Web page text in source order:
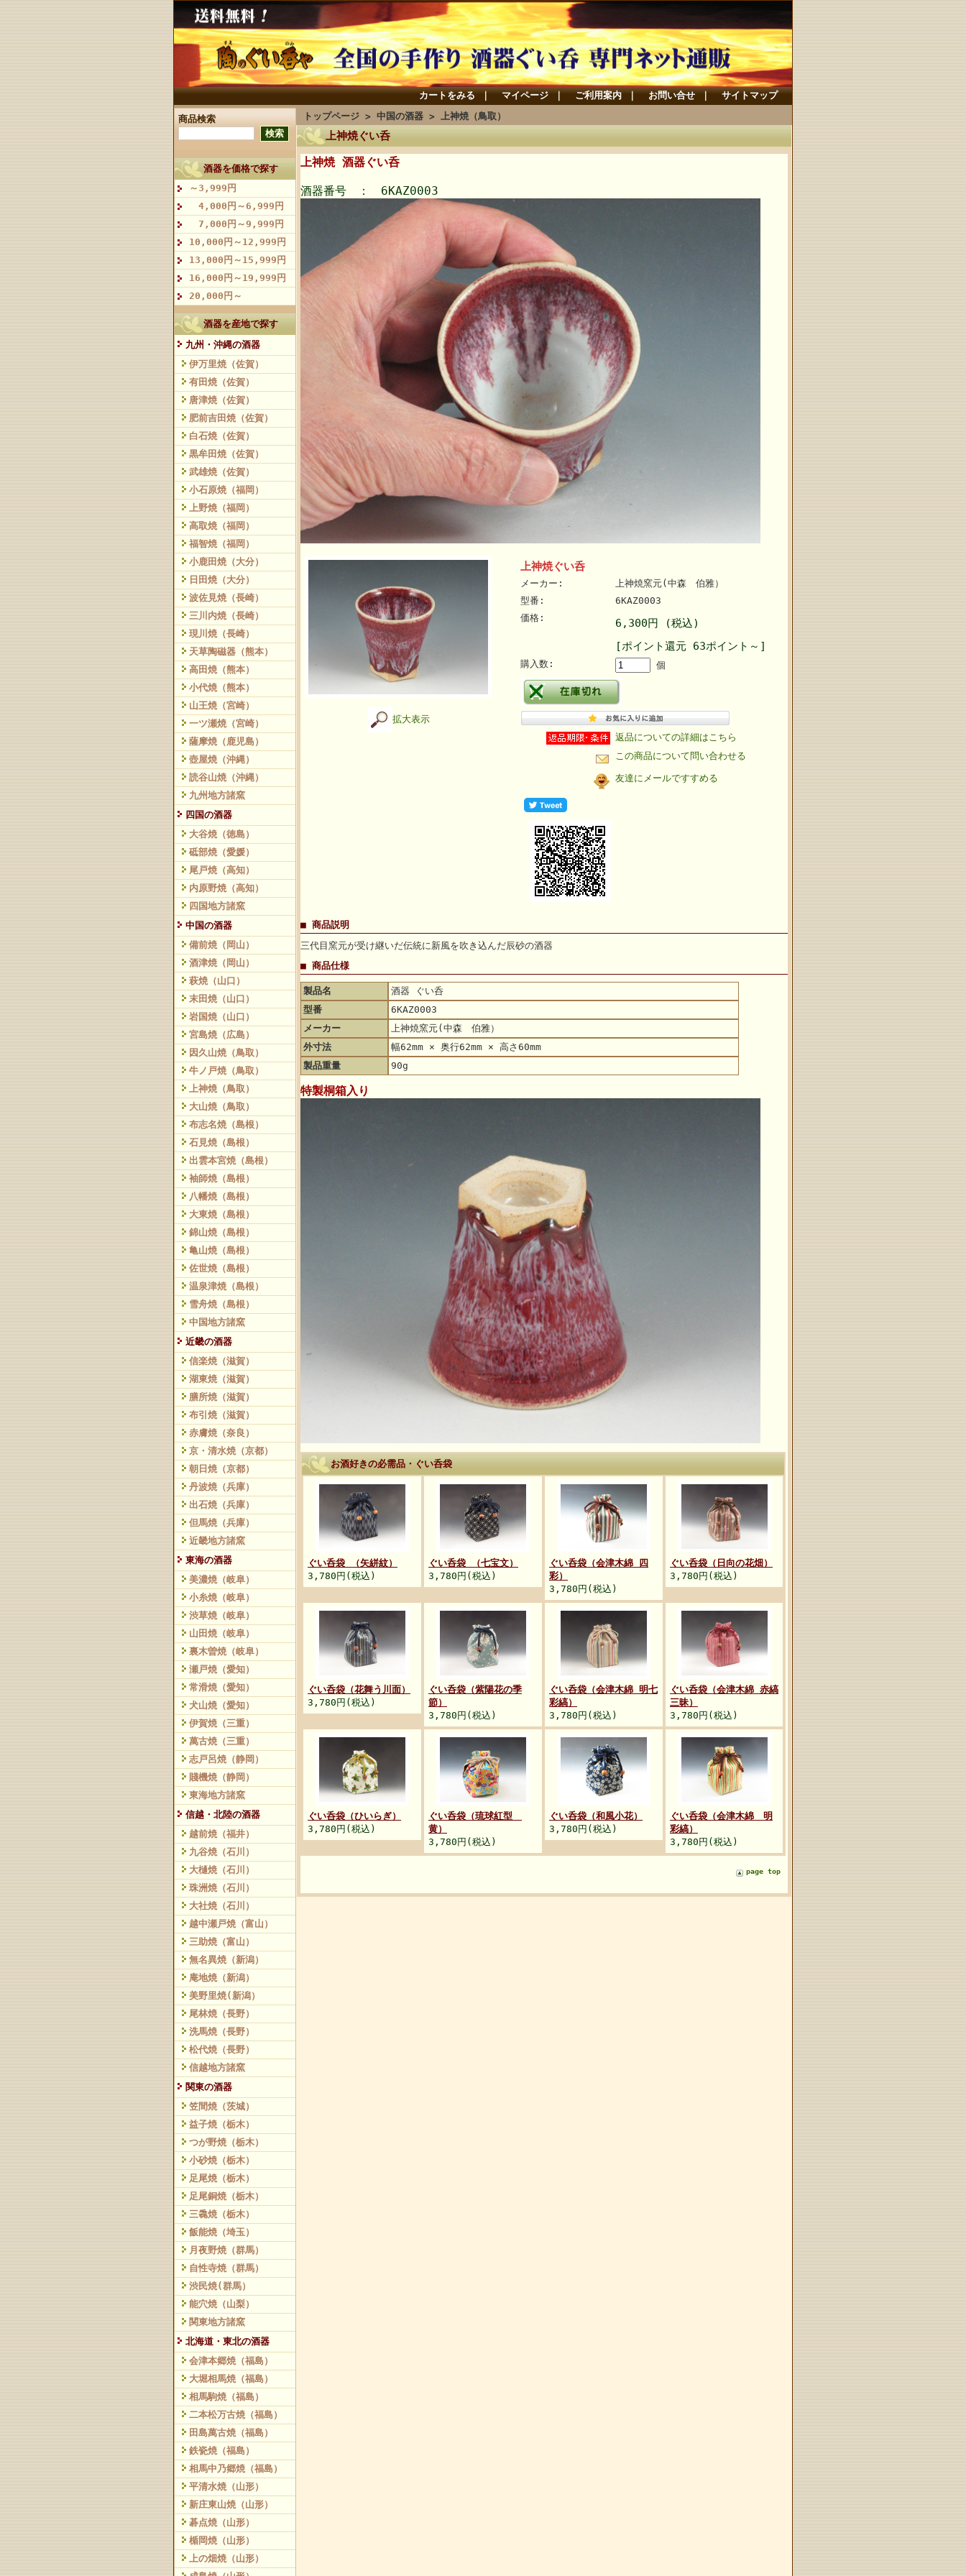
カートをみる マイページ ご利用案内 お問い合せ サイトマップ
商品検索
酒器を価格で探す
～3,999円
4,000円～6,999円
7,000円～9,999円
10,000円～12,999円
13,000円～15,999円
16,000円～19,999円
20,000円～
酒器を産地で探す
九州・沖縄の酒器
伊万里焼（佐賀）
有田焼（佐賀）
唐津焼（佐賀）
肥前吉田焼（佐賀）
白石焼（佐賀）
黒牟田焼（佐賀）
武雄焼（佐賀）
小石原焼（福岡）
上野焼（福岡）
高取焼（福岡）
福智焼（福岡）
小鹿田焼（大分）
日田焼（大分）
波佐見焼（長崎）
三川内焼（長崎）
現川焼（長崎）
天草陶磁器（熊本）
高田焼（熊本）
小代焼（熊本）
山王焼（宮崎）
一ツ瀬焼（宮崎）
薩摩焼（鹿児島）
壺屋焼（沖縄）
読谷山焼（沖縄）
九州地方諸窯
四国の酒器
大谷焼（徳島）
砥部焼（愛媛）
尾戸焼（高知）
内原野焼（高知）
四国地方諸窯
中国の酒器
備前焼（岡山）
酒津焼（岡山）
萩焼（山口）
末田焼（山口）
岩国焼（山口）
宮島焼（広島）
因久山焼（鳥取）
牛ノ戸焼（鳥取）
上神焼（鳥取）
大山焼（鳥取）
布志名焼（島根）
石見焼（島根）
出雲本宮焼（島根）
袖師焼（島根）
八幡焼（島根）
大東焼（島根）
錦山焼（島根）
亀山焼（島根）
佐世焼（島根）
温泉津焼（島根）
雪舟焼（島根）
中国地方諸窯
近畿の酒器
信楽焼（滋賀）
湖東焼（滋賀）
膳所焼（滋賀）
布引焼（滋賀）
赤膚焼（奈良）
京・清水焼（京都）
朝日焼（京都）
丹波焼（兵庫）
出石焼（兵庫）
但馬焼（兵庫）
近畿地方諸窯
東海の酒器
美濃焼（岐阜）
小糸焼（岐阜）
渋草焼（岐阜）
山田焼（岐阜）
裏木曽焼（岐阜）
瀬戸焼（愛知）
常滑焼（愛知）
犬山焼（愛知）
伊賀焼（三重）
萬古焼（三重）
志戸呂焼（静岡）
賤機焼（静岡）
東海地方諸窯
信越・北陸の酒器
越前焼（福井）
九谷焼（石川）
大樋焼（石川）
珠洲焼（石川）
大社焼（石川）
越中瀬戸焼（富山）
三助焼（富山）
無名異焼（新潟）
庵地焼（新潟）
美野里焼(新潟）
尾林焼（長野）
洗馬焼（長野）
松代焼（長野）
信越地方諸窯
関東の酒器
笠間焼（茨城）
益子焼（栃木）
つが野焼（栃木）
小砂焼（栃木）
足尾焼（栃木）
足尾銅焼（栃木）
三毳焼（栃木）
飯能焼（埼玉）
月夜野焼（群馬）
自性寺焼（群馬）
渋民焼(群馬）
能穴焼（山梨）
関東地方諸窯
北海道・東北の酒器
会津本郷焼（福島）
大堀相馬焼（福島）
相馬駒焼（福島）
二本松万古焼（福島）
田島萬古焼（福島）
鉄瓷焼（福島）
相馬中乃郷焼（福島）
平清水焼（山形）
新庄東山焼（山形）
碁点焼（山形）
楯岡焼（山形）
上の畑焼（山形）
トップページ > 中国の酒器 > 上神焼（鳥取）
上神焼ぐい呑
上神焼 酒器ぐい呑
酒器番号 ： 6KAZ0003
拡大表示
上神焼ぐい呑
メーカー:
上神焼窯元(中森 伯雅）
型番:
6KAZ0003
価格:
6,300円 (税込)
[ポイント還元 63ポイント～]
購入数: 個
返品についての詳細はこちら
この商品について問い合わせる
友達にメールですすめる
■ 商品説明
三代目窯元が受け継いだ伝統に新風を吹き込んだ辰砂の酒器
■ 商品仕様
製品名
酒器 ぐい呑
型番
6KAZ0003
メーカー
上神焼窯元(中森 伯雅）
外寸法
幅62mm × 奥行62mm × 高さ60mm
製品重量
90g
特製桐箱入り
お酒好きの必需品・ぐい呑袋
ぐい呑袋 （矢絣紋）
3,780円(税込)
ぐい呑袋 （七宝文）
3,780円(税込)
ぐい呑袋（会津木綿 四
彩）
3,780円(税込)
ぐい呑袋（日向の花畑）
3,780円(税込)
ぐい呑袋（花舞う川面）
3,780円(税込)
ぐい呑袋（紫陽花の季
節）
3,780円(税込)
ぐい呑袋（会津木綿 明七
彩縞）
3,780円(税込)
ぐい呑袋（会津木綿 赤縞
三昧）
3,780円(税込)
ぐい呑袋（ひいらぎ）
3,780円(税込)
ぐい呑袋（琉球紅型
黄）
3,780円(税込)
ぐい呑袋（和風小花）
3,780円(税込)
ぐい呑袋（会津木綿 明
彩縞）
3,780円(税込)
page top